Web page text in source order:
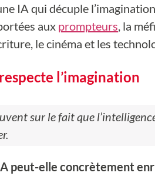
IA qui décuple
aux prompteurs , la
le cinéma et les
l’imagination
sur le fait que
peut-elle concrètement